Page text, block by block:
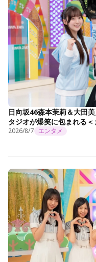
日向坂46森本茉莉＆大田
タジオが爆笑に包まれる
2026/8/7 エンタメ